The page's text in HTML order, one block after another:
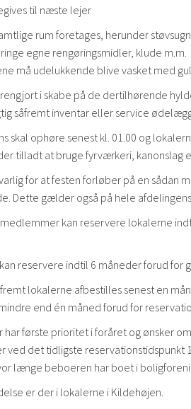
til næste lejer
rum foretages, herunder
egne rengøringsmidler, klude m.m.
må udelukkende blive vasket med
i skabe på de dertilhørende
såfremt inventar eller service
skal ophøre senest kl. 01.00 og
tilladt at bruge fyrværkeri, kanonslag
for at festen forløber på en sådan
Dette gælder også på hele
kan reservere lokalerne
reservere indtil 6 måneder forud for
lokalerne afbestilles senest en
end én måned forud for
har første prioritet i foråret og ønsker
ved det tidligste
længe beboeren har boet i
er der i lokalerne i Kildehøjen.